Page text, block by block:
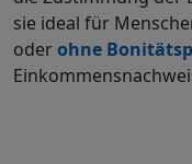
sie ideal für
oderohne